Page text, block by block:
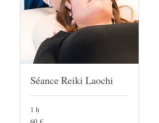
Séance Reiki Laochi
1 h
60